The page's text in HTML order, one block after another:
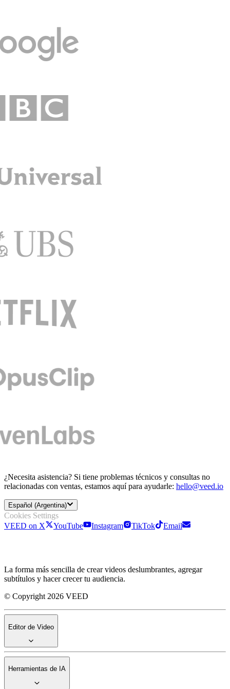
¿Necesita asistencia? Si tiene problemas técnicos y consultas no
relacionadas con ventas, estamos aquí para ayudarle: hello@veed.io
Español (Argentina)
Cookies Settings
VEED on X
YouTube Instagram TikTok Email
La forma más sencilla de crear videos deslumbrantes, agregar
subtítulos y hacer crecer tu audiencia.
© Copyright 2026 VEED
Editor de Video
Herramientas de IA